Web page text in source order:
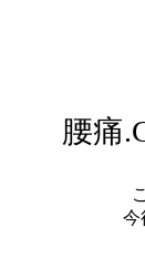
腰痛
今